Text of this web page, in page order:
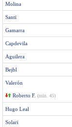
Molina
Santi
Gamarra
Capdevila
Aguilera
Bejbl
Valerón
Roberto F. (min. 45)
Hugo Leal
Solari